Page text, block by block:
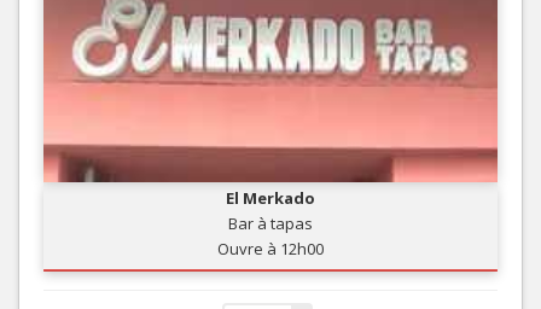
El Merkado
Bar à tapas
Ouvre à 12h00